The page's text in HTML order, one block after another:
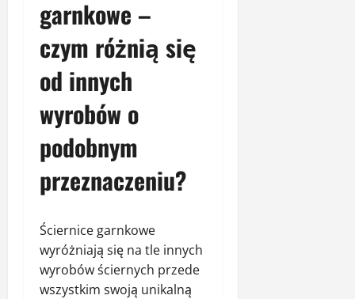
garnkowe –
czym różnią się
od innych
wyrobów o
podobnym
przeznaczeniu?
Ściernice garnkowe
wyróżniają się na tle innych
wyrobów ściernych przede
wszystkim swoją unikalną